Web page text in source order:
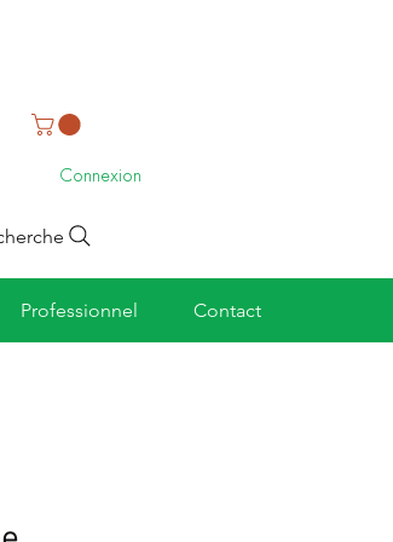
Connexion
Professionnel Contact